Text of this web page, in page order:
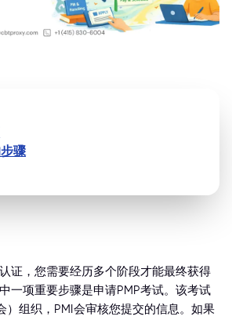
骤
证，您需要经历多个阶段才能最终获得
一项重要步骤是申请PMP考试。该考试
）组织，PMI会审核您提交的信息。如果